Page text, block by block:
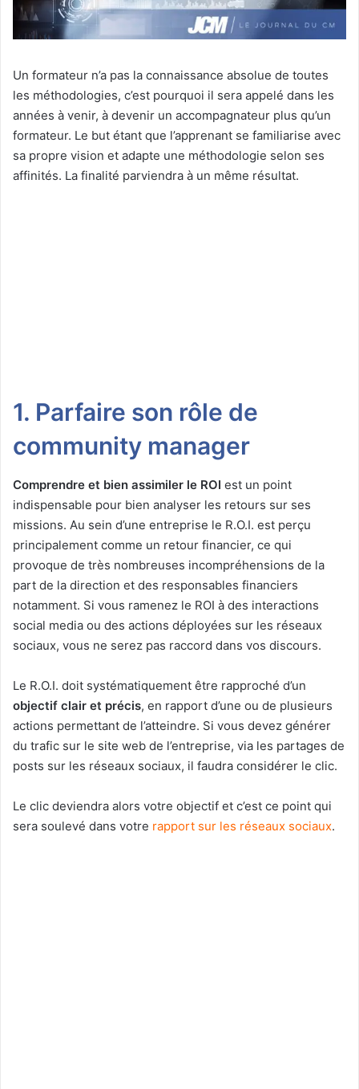
Un formateur n’a pas la connaissance absolue de toutes
les méthodologies, c’est pourquoi il sera appelé dans les
années à venir, à devenir un accompagnateur plus qu’un
formateur. Le but étant que l’apprenant se familiarise avec
sa propre vision et adapte une méthodologie selon ses
affinités. La finalité parviendra à un même résultat.
1. Parfaire son rôle de
community manager
Comprendre et bien assimiler le ROI est un point
indispensable pour bien analyser les retours sur ses
missions. Au sein d’une entreprise le R.O.I. est perçu
principalement comme un retour financier, ce qui
provoque de très nombreuses incompréhensions de la
part de la direction et des responsables financiers
notamment. Si vous ramenez le ROI à des interactions
social media ou des actions déployées sur les réseaux
sociaux, vous ne serez pas raccord dans vos discours.
Le R.O.I. doit systématiquement être rapproché d’un
objectif clair et précis, en rapport d’une ou de plusieurs
actions permettant de l’atteindre. Si vous devez générer
du trafic sur le site web de l’entreprise, via les partages de
posts sur les réseaux sociaux, il faudra considérer le clic.
Le clic deviendra alors votre objectif et c’est ce point qui
sera soulevé dans votre rapport sur les réseaux sociaux.